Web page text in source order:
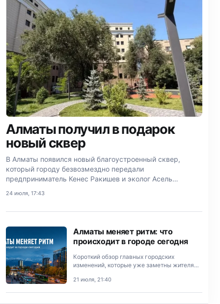
Алматы получил в подарок
новый сквер
В Алматы появился новый благоустроенный сквер,
который городу безвозмездно передали
предприниматель Кенес Ракишев и эколог Асель
24 июля, 17:43
Алматы меняет ритм: что
происходит в городе сегодня
Короткий обзор главных городских
изменений, которые уже заметны жителям
21 июля, 21:40